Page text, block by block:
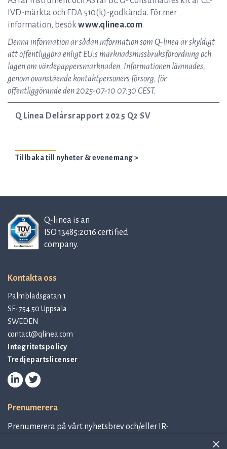
IVD-märkta och FDA 510(k)-godkända. För mer
information, besök www.qlinea.com.
Denna information är sådan information som Q-linea är skyldigt
att offentliggöra enligt EU:s marknadsmissbruksförordning och
lagen om värdepappersmarknaden. Informationen lämnades,
genom ovanstående kontaktpersoners försorg, för
offentliggörande den 2025-07-10 07:30 CEST.
Q Linea Delårsrapport 2025 Q2 SV
Tillbaka till nyheter & evenemang >
Q-linea is an
ISO 13485:2016 certified
company.
Kontakta oss
Palmbladsgatan 1
SE-754 50 Uppsala
SWEDEN
contact@qlinea.com
Integritetspolicy
Tredjepartslicenser
Prenumerera
Prenumerera på vårt nyhetsbrev och/eller IR-
×